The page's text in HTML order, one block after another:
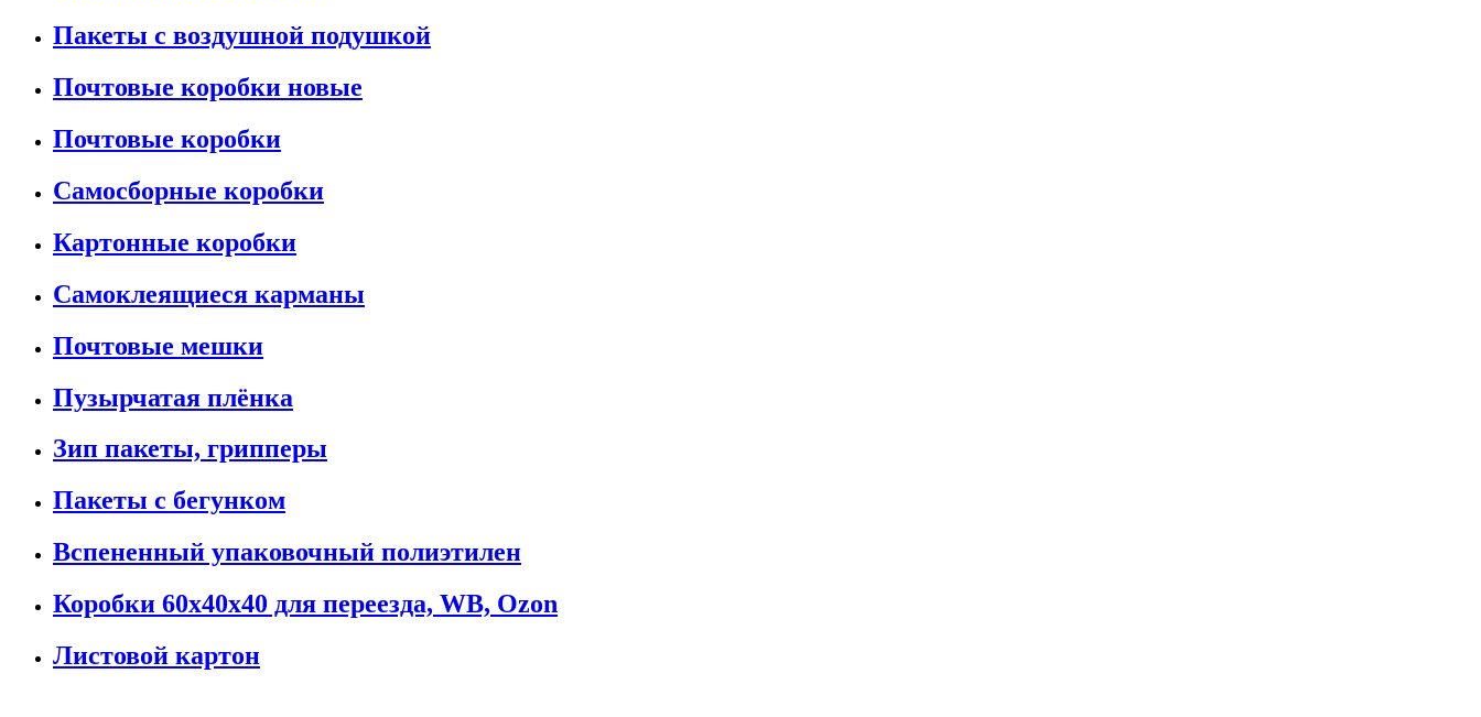
Пакеты с воздушной подушкой
Почтовые коробки новые
Почтовые коробки
Самосборные коробки
Картонные коробки
Самоклеящиеся карманы
Почтовые мешки
Пузырчатая плёнка
Зип пакеты, грипперы
Пакеты с бегунком
Вспененный упаковочный полиэтилен
Коробки 60х40х40 для переезда, WB, Ozon
Листовой картон